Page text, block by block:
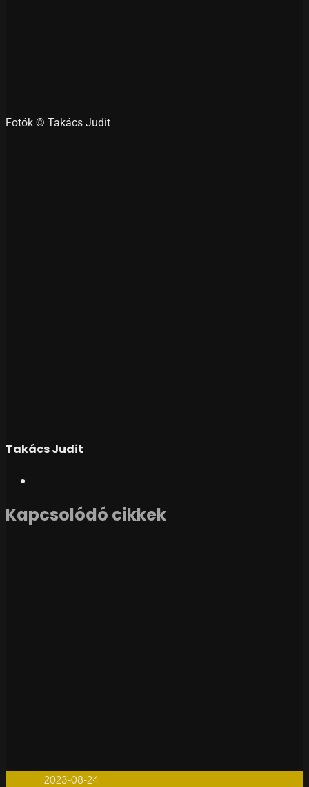
Fotók © Takács Judit
Takács Judit
Kapcsolódó cikkek
2023-08-24